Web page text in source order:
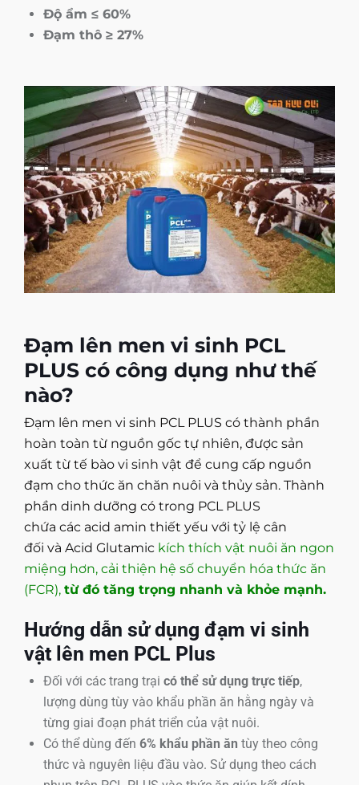
Độ ẩm ≤ 60%
Đạm thô ≥ 27%
Đạm lên men vi sinh PCL
PLUS có công dụng như thế
nào?
Đạm lên men vi sinh PCL PLUS có thành phần
hoàn toàn từ nguồn gốc tự nhiên, được sản
xuất từ tế bào vi sinh vật để cung cấp nguồn
đạm cho thức ăn chăn nuôi và thủy sản. Thành
phần dinh dưỡng có trong PCL PLUS
chứa các acid amin thiết yếu với tỷ lệ cân
đối và Acid Glutamic kích thích vật nuôi ăn ngon
miệng hơn, cải thiện hệ số chuyển hóa thức ăn
(FCR), từ đó tăng trọng nhanh và khỏe mạnh.
Hướng dẫn sử dụng đạm vi sinh
vật lên men PCL Plus
Đối với các trang trại có thể sử dụng trực tiếp,
lượng dùng tùy vào khẩu phần ăn hằng ngày và
từng giai đoạn phát triển của vật nuôi.
Có thể dùng đến 6% khẩu phần ăn tùy theo công
thức và nguyên liệu đầu vào. Sử dụng theo cách